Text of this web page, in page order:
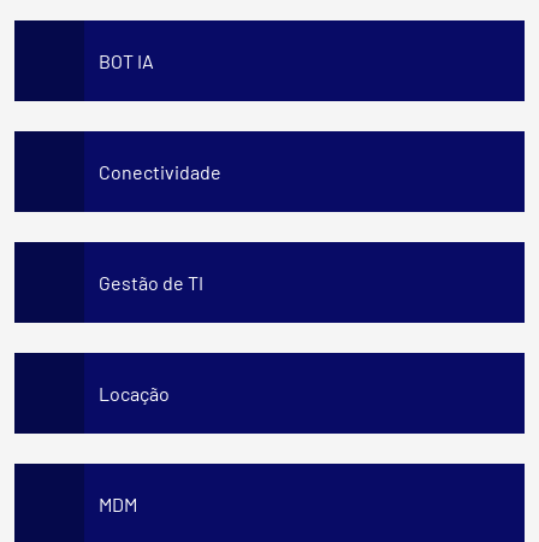
BOT IA
Conectividade
Gestão de TI
Locação
MDM